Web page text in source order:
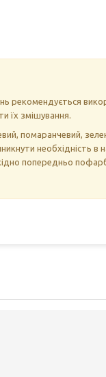
рекомендується
їх змішування.
помаранчевий,
необхідність в
попередньо